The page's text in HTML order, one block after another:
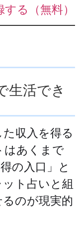
る（無料）
生活でき
収入を得る
はあくまで
の入口」と
ト占いと組
のが現実的